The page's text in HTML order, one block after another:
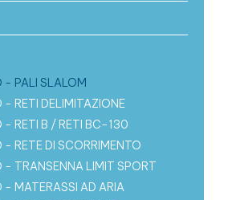
- PALI SLALOM
- RETI DELIMITAZIONE
- RETI B / RETI BC-130
- RETE DI SCORRIMENTO
- TRANSENNA LIMIT SPORT
- MATERASSI AD ARIA